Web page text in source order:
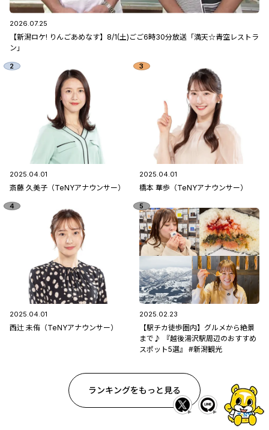
2026.07.25
【新潟ロケ! りんごあめなす】8/1(土)ごご6時30分放送「満天☆青空レストラ
ン」
2025.04.01
斎藤 久美子（TeNYアナウンサー）
2025.04.01
橋本 華歩（TeNYアナウンサー）
2025.04.01
西辻 未侑（TeNYアナウンサー）
2025.02.23
【駅チカ徒歩圏内】グルメから絶景
まで♪ 『越後湯沢駅周辺のおすすめ
スポット5選』 #新潟観光
ランキングをもっと見る